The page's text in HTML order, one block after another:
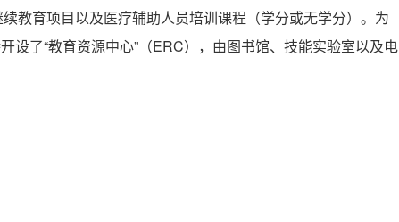
教育项目以及医疗辅助人员培训课程（学分或无学分）。为
设了“教育资源中心”（ERC），由图书馆、技能实验室以及电